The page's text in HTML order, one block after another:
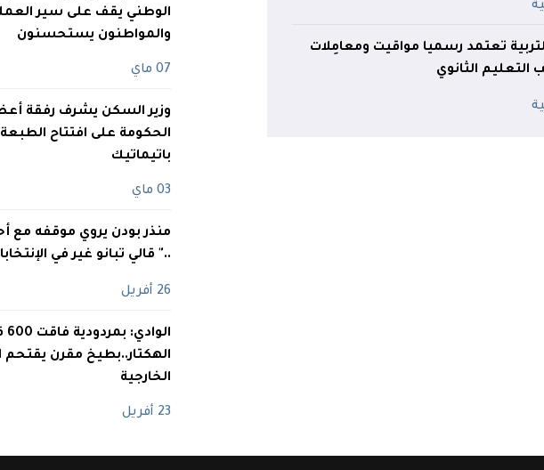
تعتمد رسميا مواقيت ومعامِلات
الثانوي
الوطني يقف على سير
والمواطنون يستحسنون
07 ماي
وزير السكن يشرف رفقة
باتيماتيك
03 ماي
منذر بودن يروي موقفه مع
.." قالي تبانو غير في
26 أفريل
الهكتار..بطيخ مقرن يقتحم
الخارجية
23 أفريل